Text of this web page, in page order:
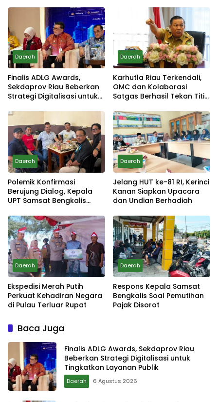
Daerah
Finalis ADLG Awards,
Sekdaprov Riau Beberkan
Strategi Digitalisasi untuk
Daerah
Karhutla Riau Terkendali,
OMC dan Kolaborasi
Satgas Berhasil Tekan Titik
Daerah
Polemik Konfirmasi
Berujung Dialog, Kepala
UPT Samsat Bengkalis
Daerah
Jelang HUT ke-81 RI, Kerinci
Kanan Siapkan Upacara
dan Undian Berhadiah
Daerah
Ekspedisi Merah Putih
Perkuat Kehadiran Negara
di Pulau Terluar Rupat
Daerah
Respons Kepala Samsat
Bengkalis Soal Pemutihan
Pajak Disorot
Baca Juga
Finalis ADLG Awards, Sekdaprov Riau
Beberkan Strategi Digitalisasi untuk
Tingkatkan Layanan Publik
Daerah 6 Agustus 2026